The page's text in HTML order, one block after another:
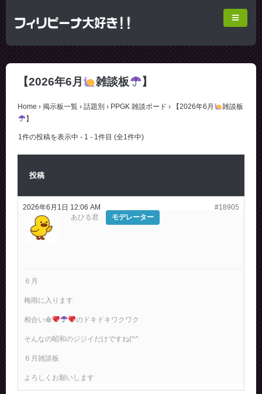
【2026年6月 雑談板 】
Home › 掲示板一覧 › 話題別 › PPGK 雑談ボード › 【2026年6月
雑談板
】
1件の投稿を表示中 - 1 - 1件目 (全1件中)
投稿
2026年6月1日 12:06 AM
#18905
あひる君
モデレーター
６月
梅雨に入ります
相合い傘 のドキドキワクワク
そんなの昭和のジジイだけですね(^^ゞ
６月雑談板
よろしくお願いします